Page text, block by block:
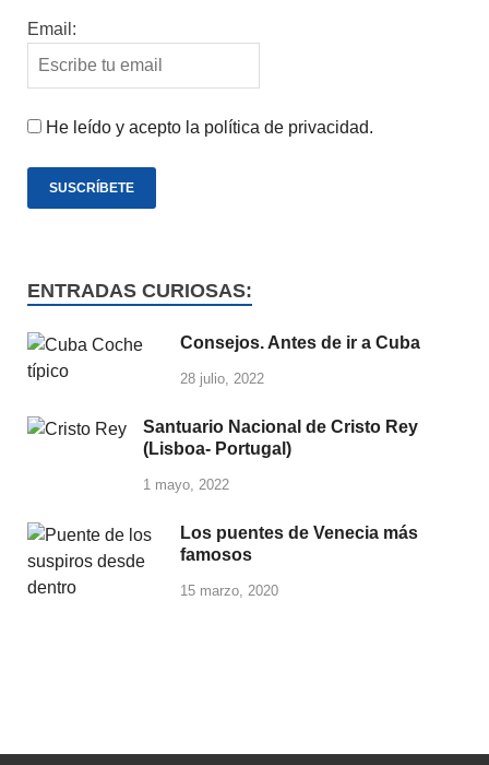
Email:
He leído y acepto la política de privacidad.
ENTRADAS CURIOSAS:
Consejos. Antes de ir a Cuba
28 julio, 2022
Santuario Nacional de Cristo Rey
(Lisboa- Portugal)
1 mayo, 2022
Los puentes de Venecia más
famosos
15 marzo, 2020